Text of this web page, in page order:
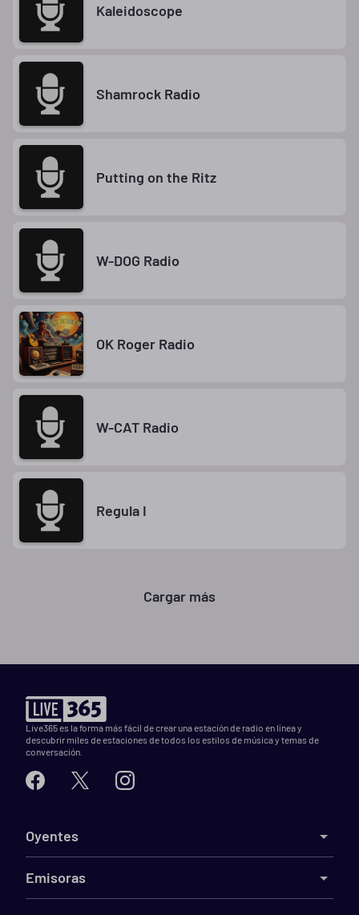
Kaleidoscope
Shamrock Radio
Putting on the Ritz
W-DOG Radio
OK Roger Radio
W-CAT Radio
Regula I
Cargar más
Live365 es la forma más fácil de crear una estación de radio en línea y
descubrir miles de estaciones de todos los estilos de música y temas de
conversación.
Oyentes
Emisoras